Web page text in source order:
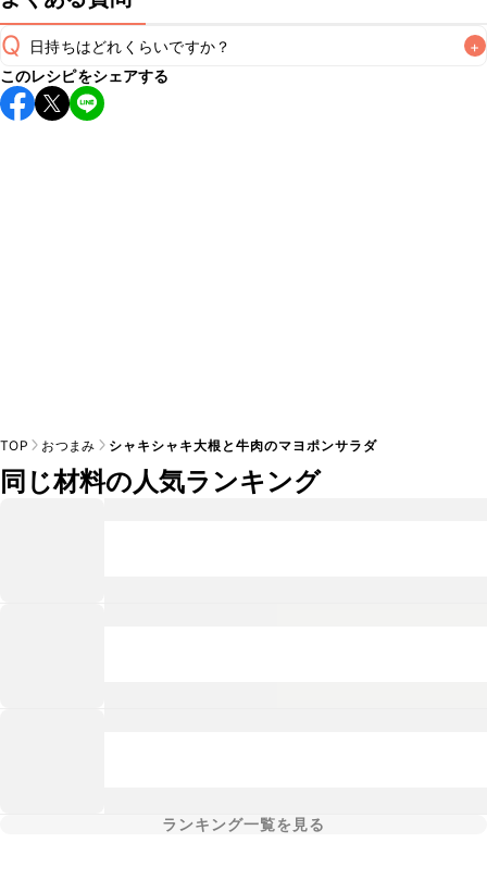
Q 日持ちはどれくらいですか？ +
保存期間は冷蔵で当日中が目安です。なるべくお早めにお召
し上がりください。
このレシピをシェアする
TOP おつまみ シャキシャキ大根と牛肉のマヨポンサラダ
同じ材料の人気ランキング
ランキング一覧を見る